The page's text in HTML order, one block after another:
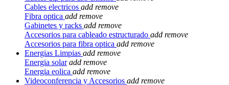
Cables electricos add remove
Fibra optica add remove
Gabinetes y racks add remove
Accesorios para cableado estructurado add remove
Accesorios para fibra optica add remove
Energias Limpias add remove
Energia solar add remove
Energia eolica add remove
Videoconferencia y Accesorios add remove